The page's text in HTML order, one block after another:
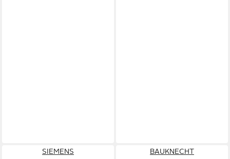
SIEMENS
BAUKNECHT